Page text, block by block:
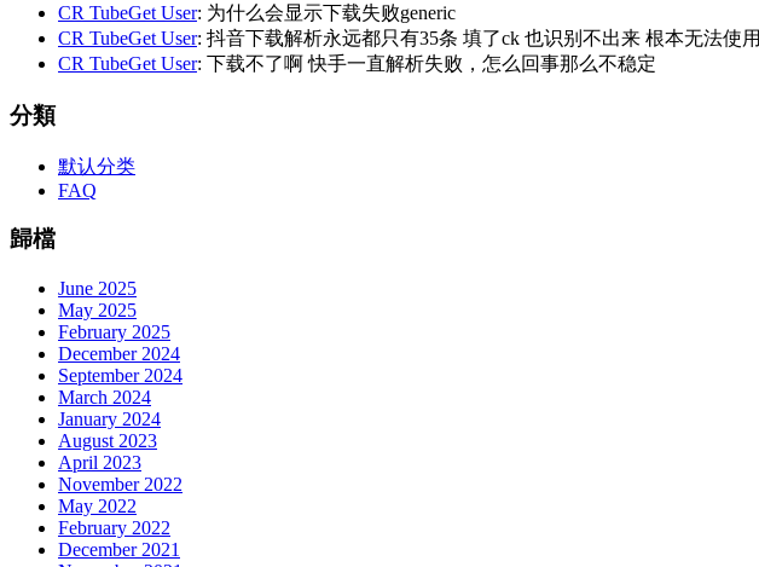
CR TubeGet User: 为什么会显示下载失败generic
CR TubeGet User: 抖音下载解析永远都只有35条 填了ck 也识别不出来 根本无法使用
CR TubeGet User: 下载不了啊 快手一直解析失败，怎么回事那么不稳定
分類
默认分类
FAQ
歸檔
June 2025
May 2025
February 2025
December 2024
September 2024
March 2024
January 2024
August 2023
April 2023
November 2022
May 2022
February 2022
December 2021